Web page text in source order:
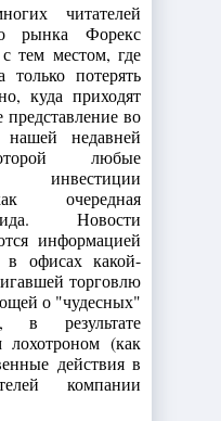
читателей
рынка Форекс
тем местом, где
потерять
куда приходят
во
недавней
любые
инвестиции
очередная
Новости
информацией
в офисах какой-
торговлю
о "чудесных"
в результате
лохотроном (как
действия в
компании